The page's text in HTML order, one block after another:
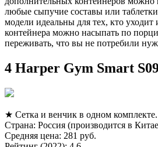
любые сыпучие составы или
модели идеальны для тех, кто уходит
контейнера можно насыпать по
переживать, что вы не потребили
4 Harper Gym Smart
★ Сетка и венчик в одном
Страна: Россия (производится в
Средняя цена: 281 руб.